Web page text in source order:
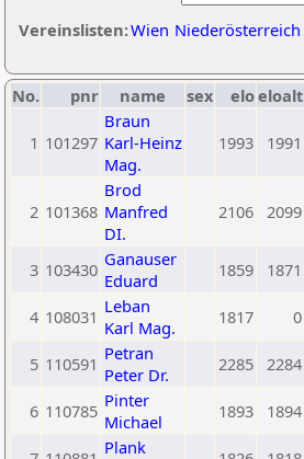
Vereinslisten:Wien Niederösterreich
No. pnr name sex eloeloalt
1 101297
Braun
Karl-Heinz
Mag.
1993 1991
2 101368
Brod
Manfred
DI.
2106 2099
3 103430 Ganauser
Eduard
1859 1871
4 108031 Leban
Karl Mag.
1817 0
5 110591 Petran
Peter Dr.
2285 2284
6 110785 Pinter
Michael
1893 1894
Plank